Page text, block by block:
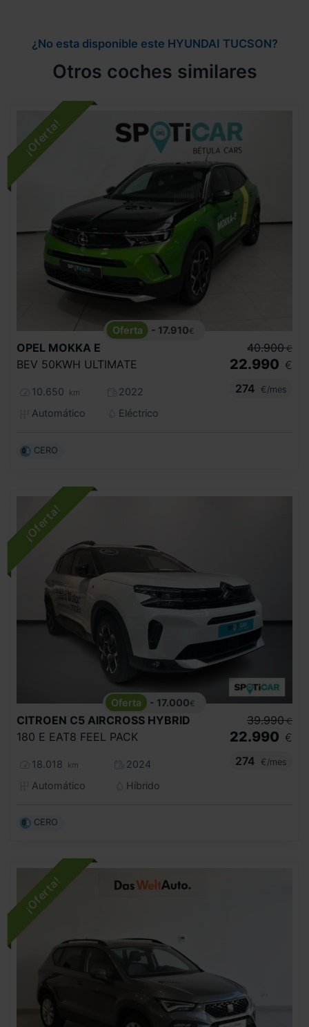
¿No esta disponible este HYUNDAI TUCSON?
Otros coches similares
- 17.910€
OPEL MOKKA E
BEV 50KWH ULTIMATE
10.650 km
2022
Automático
Eléctrico
40.900 €
22.990 €
274
€/mes
CERO
- 17.000€
CITROEN C5 AIRCROSS HYBRID
180 E EAT8 FEEL PACK
18.018 km
2024
Automático
Híbrido
39.990 €
22.990 €
274
€/mes
CERO